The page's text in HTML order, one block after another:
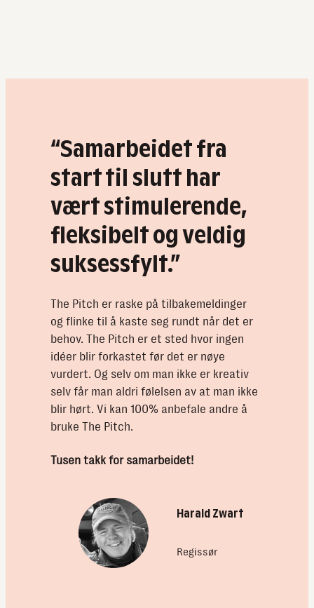
“Samarbeidet fra
start til slutt har
vært stimulerende,
fleksibelt og veldig
suksessfylt.”
The Pitch er raske på tilbakemeldinger
og flinke til å kaste seg rundt når det er
behov. The Pitch er et sted hvor ingen
idéer blir forkastet før det er nøye
vurdert. Og selv om man ikke er kreativ
selv får man aldri følelsen av at man ikke
blir hørt. Vi kan 100% anbefale andre å
bruke The Pitch.
Tusen takk for samarbeidet!
Harald Zwart
Regissør